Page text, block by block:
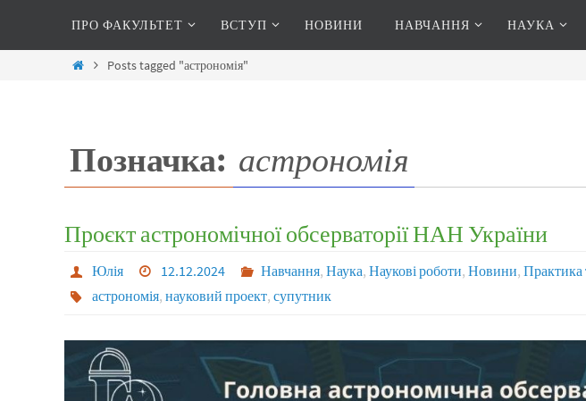
ПРО ФАКУЛЬТЕТ ВСТУП НОВИНИ НАВЧАННЯ НАУКА
Posts tagged "астрономія"
Позначка: астрономія
Проєкт астрономічної обсерваторії НАН України
Юлія 12.12.2024 Навчання,Наука,Наукові роботи,Новини,Практика
астрономія, науковий проект, супутник